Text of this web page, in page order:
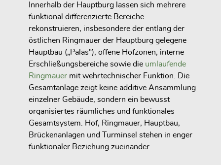
Innerhalb der Hauptburg lassen sich mehrere
funktional differenzierte Bereiche
rekonstruieren, insbesondere der entlang der
östlichen Ringmauer der Hauptburg gelegene
Hauptbau („Palas“), offene Hofzonen, interne
Erschließungsbereiche sowie die umlaufende
Ringmauer mit wehrtechnischer Funktion. Die
Gesamtanlage zeigt keine additive Ansammlung
einzelner Gebäude, sondern ein bewusst
organisiertes räumliches und funktionales
Gesamtsystem. Hof, Ringmauer, Hauptbau,
Brückenanlagen und Turminsel stehen in enger
funktionaler Beziehung zueinander.